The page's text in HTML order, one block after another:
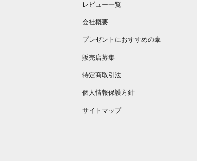
レビュー一覧
会社概要
プレゼントにおすすめの傘
販売店募集
特定商取引法
個人情報保護方針
サイトマップ